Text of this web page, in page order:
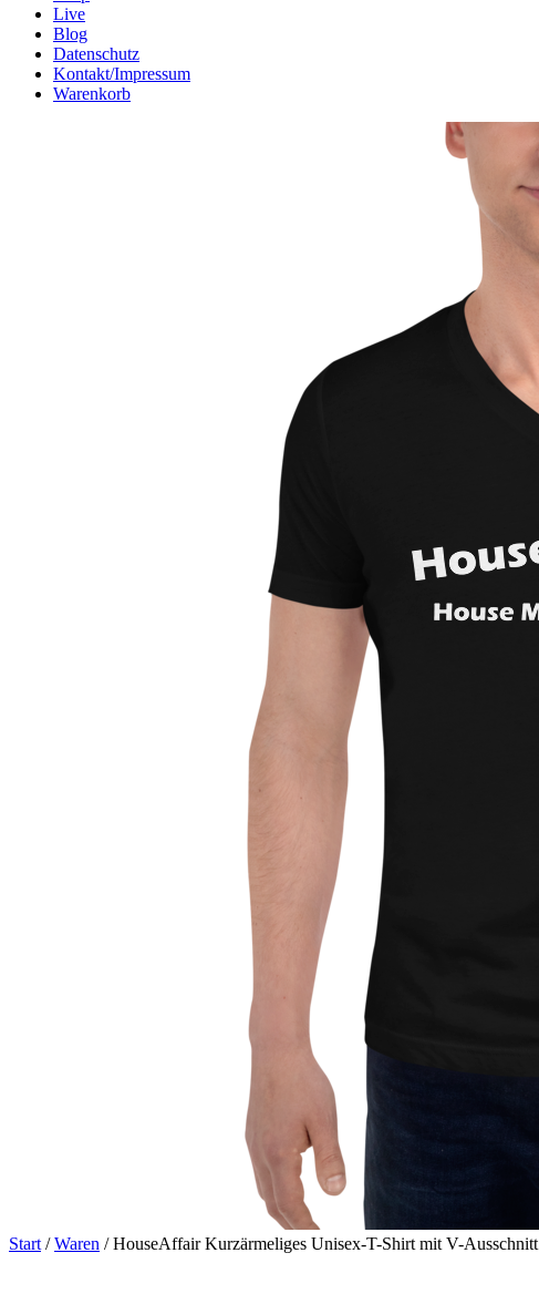
Live
Blog
Datenschutz
Kontakt/Impressum
Warenkorb
Start /Waren / HouseAffair Kurzärmeliges Unisex-T-Shirt mit V-Ausschnitt